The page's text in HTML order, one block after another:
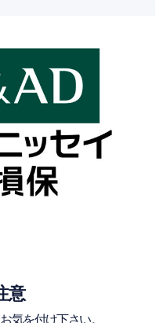
意
気を付け下さい。